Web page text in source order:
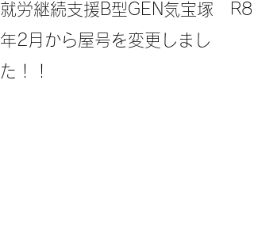
​就労継続支援B型GEN気宝塚 R8
年2月から屋号を変更しまし
た！！